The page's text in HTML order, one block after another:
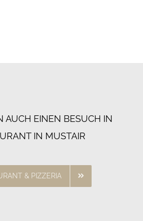
AUCH EINEN BESUCH IN
IN MUSTAIR
& PIZZERIA